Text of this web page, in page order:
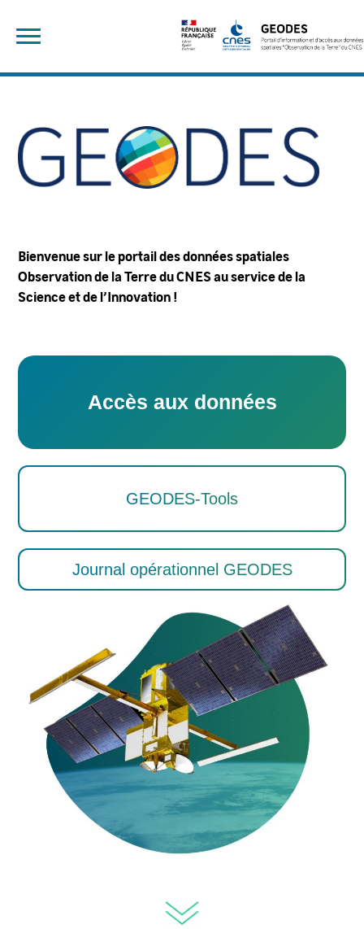
content
GEODES
Bienvenue sur le portail des données spatiales
Observation de la Terre du CNES au service de la
Science et de l’Innovation!
Accès aux données
GEODES-Tools
Journal opérationnel GEODES